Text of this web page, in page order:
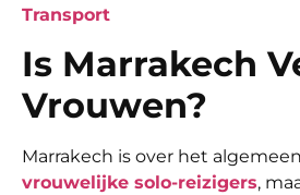
Transport
Is Marrakech
Vrouwen?
Marrakech is over het algemeen
vrouwelijke solo-reizigers,